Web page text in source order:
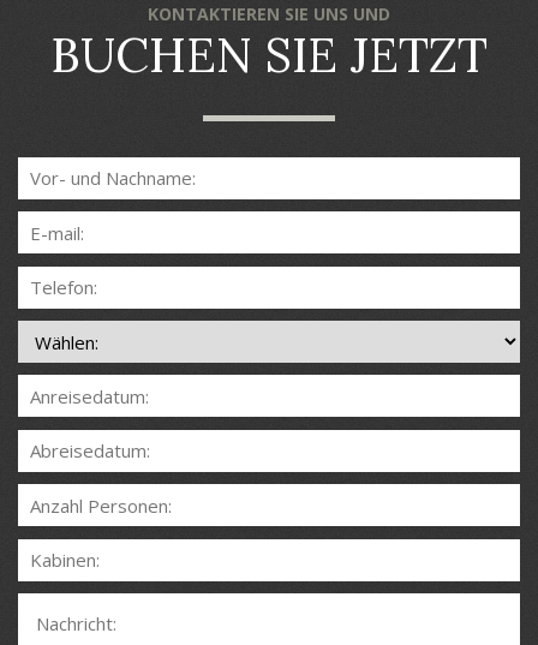
KONTAKTIEREN SIE UNS UND
BUCHEN SIE JETZT